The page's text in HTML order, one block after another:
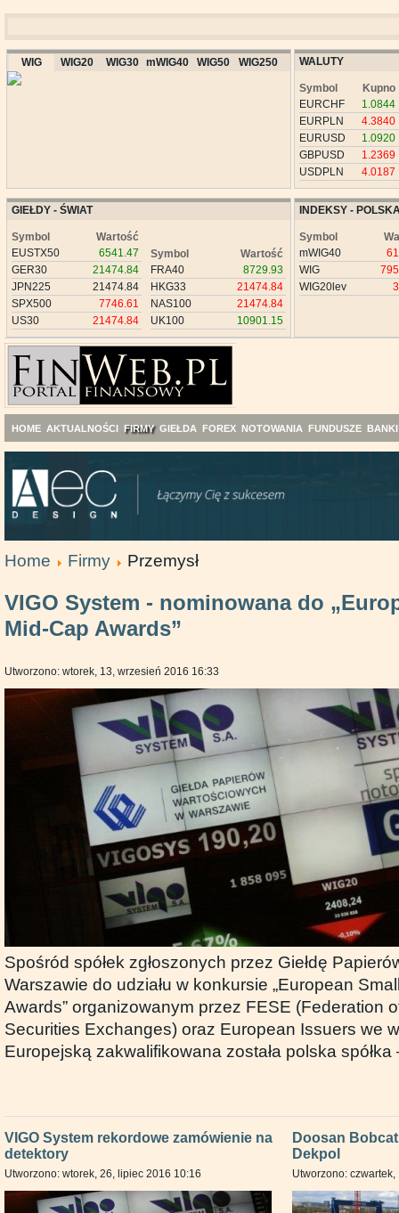
WIG WIG20 WIG30 mWIG40 WIG50 WIG250 WALUTY
Symbol
Kupno
EURCHF
1.0844
EURPLN
4.3840
EURUSD
1.0920
GBPUSD
1.2369
USDPLN
4.0187
GIEŁDY - ŚWIAT
Symbol
Wartość
EUSTX50
6541.47
GER30
21474.84
JPN225
21474.84
SPX500
7746.61
US30
21474.84
Symbol
Wartość
FRA40
8729.93
HKG33
21474.84
NAS100
21474.84
UK100
10901.15
INDEKSY -
Symbol
mWIG40
WIG
WIG20lev
HOME AKTUALNOŚCI FIRMY GIEŁDA FOREX NOTOWANIA FUNDUSZE BANKI
Home Firmy Przemysł
VIGO System - nominowana do
Mid-Cap Awards”
Utworzono: wtorek, 13, wrzesień 2016 16:33
Spośród spółek zgłoszonych przez Giełdę
Warszawie do udziału w konkursie „European
Awards” organizowanym przez FESE (Federation
Securities Exchanges) oraz European Issuers we
Europejską zakwalifikowana została polska
VIGO System rekordowe zamówienie na
detektory
Utworzono: wtorek, 26, lipiec 2016 10:16
Doosan
Dekpol
Utworzono: